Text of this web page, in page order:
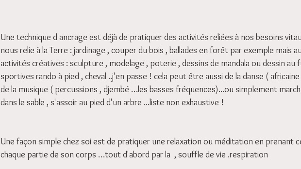
Une technique d ancrage est déjà de pratiquer des activités reliées à nos besoins
nous relie à la Terre : jardinage , couper du bois , ballades en forêt par exemple mais
activités créatives : sculpture , modelage , poterie , dessins de mandala ou dessin au
sportives rando à pied , cheval ..j'en passe ! cela peut être aussi de la danse (
de la musique ( percussions , djembé …les basses fréquences)...ou simplement
dans le sable , s'assoir au pied d'un arbre ...liste non exhaustive !
Une façon simple chez soi est de pratiquer une relaxation ou méditation en prenant
chaque partie de son corps …tout d'abord par la  , souffle de vie .respiration